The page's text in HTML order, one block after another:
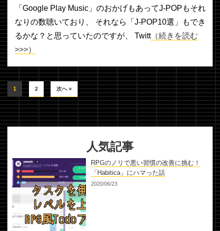
「Google Play Music」のおかげもあってJ-POPもそれ
なりの数聴いており、 それなら「J-POP10選」もでき
るかな？と思っていたのですが、 Twitt（続きを読む
>>>）
1 2 次へ »
人気記事
RPGのノリで悪い習慣の改善に挑む！
「Habitica」にハマった話
2020/06/23